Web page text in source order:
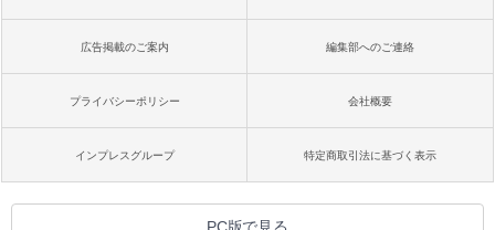
広告掲載のご案内 編集部へのご連絡
プライバシーポリシー 会社概要
インプレスグループ 特定商取引法に基づく表示
PC版で見る